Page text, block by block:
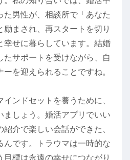
た男性が、相談所で「あなた
まされ、再スタートを切り
幸せに暮らしています。結婚
たサポートを受けながら、自
を迎えられることですね。
ンドセットを養うために、
ましょう。婚活アプリでいい
介で楽しい会話ができた、
んです。トラウマは一時的な
目標は永遠の幸せにつながり